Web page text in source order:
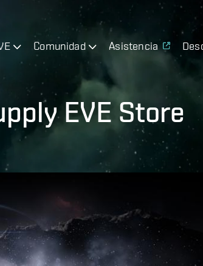
Comunidad Asistencia
EVE Store